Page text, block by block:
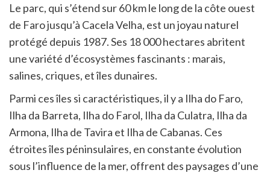
Le parc, qui s’étend sur 60 km le long de la côte ouest
de Faro jusqu’à Cacela Velha, est un joyau naturel
protégé depuis 1987. Ses 18 000 hectares abritent
une variété d’écosystèmes fascinants : marais,
salines, criques, et îles dunaires.
Parmi ces îles si caractéristiques, il y a Ilha do Faro,
Ilha da Barreta, Ilha do Farol, Ilha da Culatra, Ilha da
Armona, Ilha de Tavira et Ilha de Cabanas. Ces
étroites îles péninsulaires, en constante évolution
sous l’influence de la mer, offrent des paysages d’une